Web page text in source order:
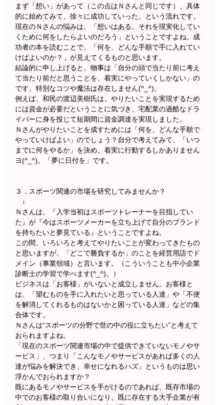
まず「想い」があって（この点はＮさんと同じです）、具体
的に始めてみて、徐々に成功していった、という流れです。
現在のＮさんの悩みは、「想いはある。それを現実化してい
くために何をしたらよいのだろう」ということですよね。成
功者の本を読むことで、「何を、どんな手順で手に入れてい
けばよいのか？」が見えてくるものと思います。
結論的に申し上げると、物事は「自分の頭で当たり前に考え
て当たり前だと思うことを、着実にやっていくしかない」の
です。特別なコツや魔法は存在しません(^_^)。
例えば、和民の渡辺美樹氏は、やりたいことを実現するため
には資金が必要だということに気づき、宅配業の過酷なドラ
イバーに身を投じて短期間に資金調達を実現しました。
Ｎさんがやりたいことを成すためには「何を、どんな手順で
やっていけばよい」のでしょう？自分で考えてみて、「いつ
までに何をやるか」を決め、着実に行動するしかありません
ヨ(^_^)。「夢に日付を」です。
３．スポーツ関連の市場を研究してみませんか？
↓
Ｎさんは、『入学当初はスポーツトレーナーを目指してい
た』が『今はスポーツメーカーを立ち上げて自分のブランド
を持ちたいと夢見ている』ということですよね。
この間、いろいろと考えてやりたいことが変わってきたもの
と思いますが、「どこで勝負するか」のことを経営用語でド
メイン（事業領域）と言います。（こういうことも中小企業
診断士の学習で学べます(^_^)。）
ビジネスは「お客様」がいないと成立しません。お客様と
は、「望むものを手に入れたいと思っている人達」や「不便
を解消してくれるものはないかと困っている人達」などの集
合体です。
Ｎさんは“スポーツの分野で世の中の役に立ちたい”と考えて
おられますよね。
「現在のスポーツ関連市場の中で提供できていないモノやサ
ービス」、つまり「こんなモノやサービスがあれば多くの人
達が悩みを解決でき、幸せになれるハズ」というものは思い
浮かんでおられますか？
既にあるモノやサービスを手がけるのであれば、既存市場の
中でのお客様の取り合いになり、既に存在する大手企業が有